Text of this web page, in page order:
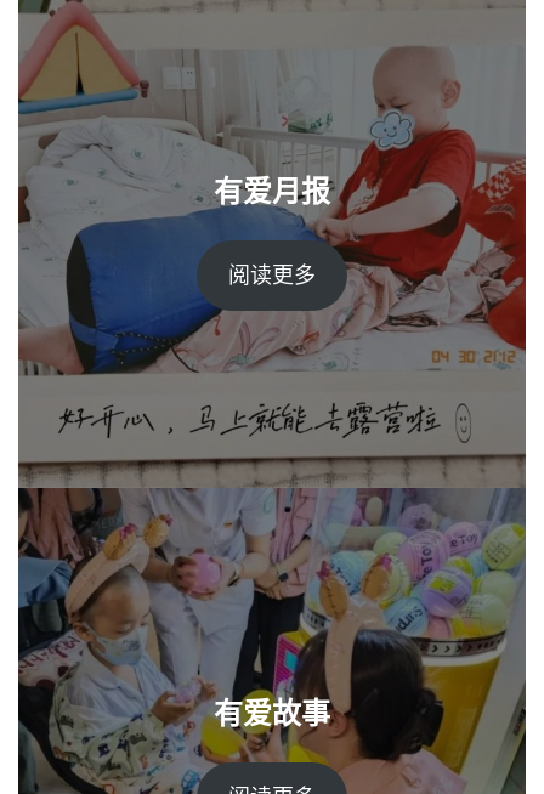
有爱故事
有爱月报
阅读更多